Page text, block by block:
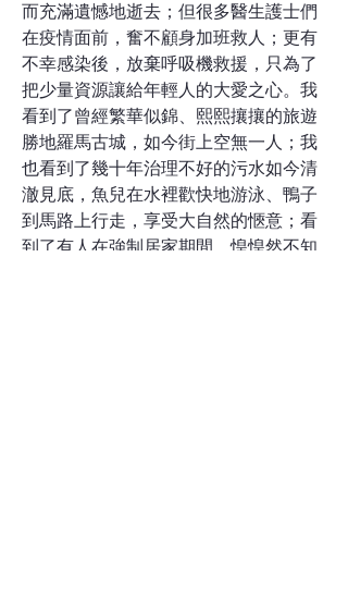
而充滿遺憾地逝去；但很多醫生護士們
在疫情面前，奮不顧身加班救人；更有
不幸感染後，放棄呼吸機救援，只為了
把少量資源讓給年輕人的大愛之心。我
看到了曾經繁華似錦、熙熙攘攘的旅遊
勝地羅馬古城，如今街上空無一人；我
也看到了幾十年治理不好的污水如今清
澈見底，魚兒在水裡歡快地游泳、鴨子
到馬路上行走，享受大自然的愜意；看
到了有人在強制居家期間，惶惶然不知